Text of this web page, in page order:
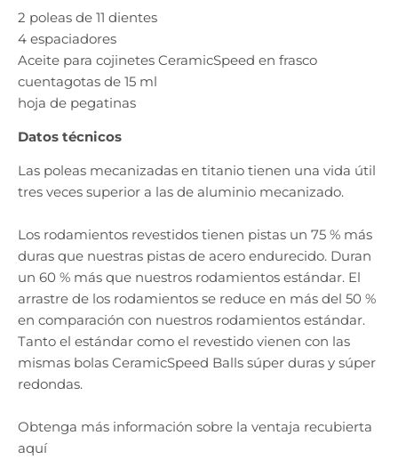
2 poleas de 11 dientes
4 espaciadores
Aceite para cojinetes CeramicSpeed ​​en frasco
cuentagotas de 15 ml
hoja de pegatinas
Datos técnicos
Las poleas mecanizadas en titanio tienen una vida útil
tres veces superior a las de aluminio mecanizado.
Los rodamientos revestidos tienen pistas un 75 % más
duras que nuestras pistas de acero endurecido. Duran
un 60 % más que nuestros rodamientos estándar. El
arrastre de los rodamientos se reduce en más del 50 %
en comparación con nuestros rodamientos estándar.
Tanto el estándar como el revestido vienen con las
mismas bolas CeramicSpeed ​​Balls súper duras y súper
redondas.
Obtenga más información sobre la ventaja recubierta
aquí